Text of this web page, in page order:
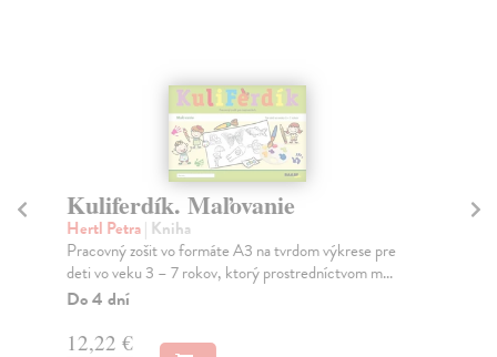
Moje prvé aktivity na tablete 5+
kolektív autorov
Zábava nikdy nekončí – hurá na interaktívne učenie!
Vezmite si svoj čarovný tablet všade so sebou! P...
Zasielame do 10 dní
14,54 €